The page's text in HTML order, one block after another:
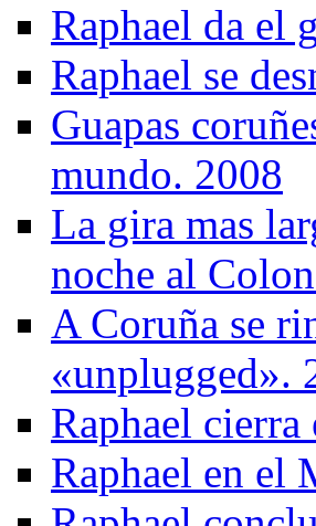
Raphael da el
Raphael se
Guapas
mundo. 2008
La gira mas
noche al
A Coruña se
«unplugged».
Raphael
Raphael en el